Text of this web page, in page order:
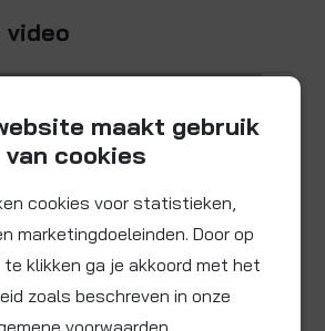
video
maakt gebruik
van cookies
cookies voor statistieken,
marketingdoeleinden. Door op
klikken ga je akkoord met het
zoals beschreven in onze
voorwaarden.